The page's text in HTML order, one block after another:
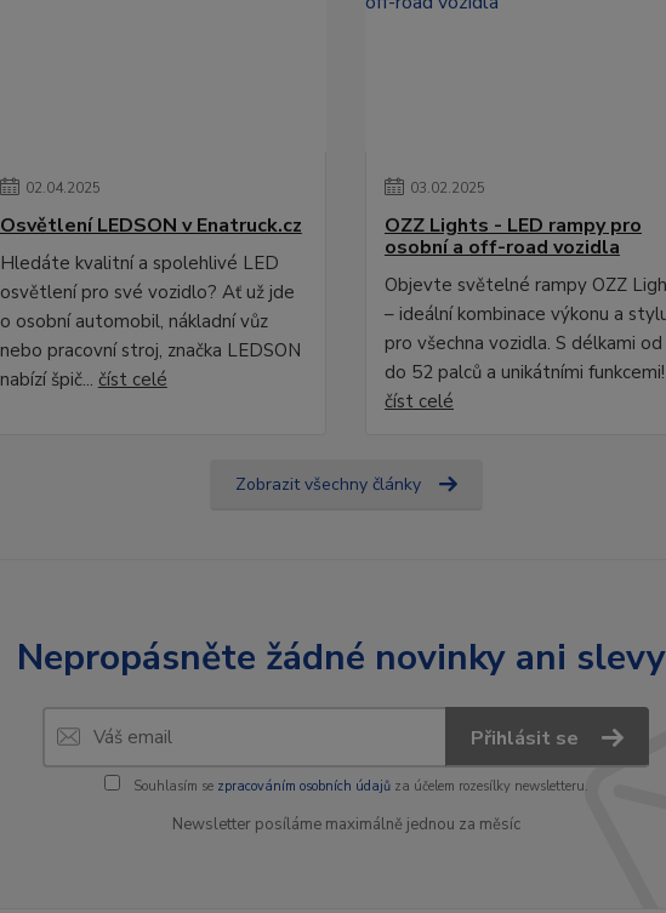
02.04.2025
Osvětlení LEDSON v Enatruck.cz
Hledáte kvalitní a spolehlivé LED
osvětlení pro své vozidlo? Ať už jde
o osobní automobil, nákladní vůz
nebo pracovní stroj, značka LEDSON
nabízí špič... číst celé
03.02.2025
OZZ Lights - LED rampy pro
osobní a off-road vozidla
Objevte světelné rampy OZZ
– ideální kombinace výkonu a
pro všechna vozidla. S délkami od
do 52 palců a unikátními funkcemi!
číst celé
Zobrazit všechny články
Nepropásněte žádné novinky ani
Přihlásit se
Souhlasím se zpracováním osobních údajůza účelem rozesílky newsletteru.
Newsletter posíláme maximálně jednou za měsíc